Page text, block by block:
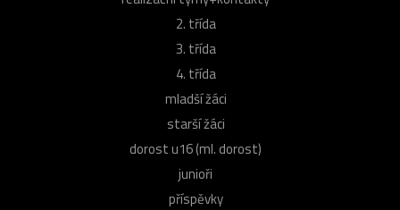
2. třída
3. třída
4. třída
mladší žáci
starší žáci
dorost u16 (ml. dorost)
junioři
příspěvky